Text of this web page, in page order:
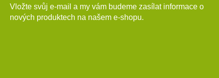
Vložte svůj e-mail a my vám budeme zasílat informace o
nových produktech na našem e-shopu.